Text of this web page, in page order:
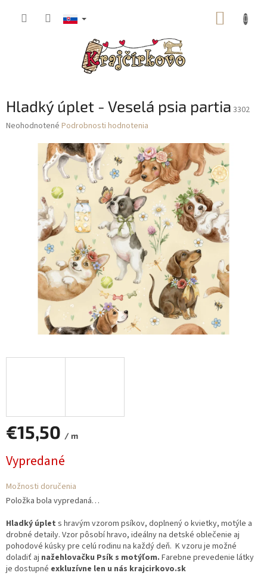
Hladký úplet - Veselá psia partia 3302
Priemerné
hviezdičiek.
Neohodnotené Podrobnosti hodnotenia
€15,50 / m
cena:
Vypredané
Možnosti doručenia
Položka bola vypredaná…
Hladký úplet s hravým vzorom psíkov, doplnený o kvietky, motýle a
drobné detaily. Vzor pôsobí hravo, ideálny na detské oblečenie aj
pohodové kúsky pre celú rodinu na každý deň. K vzoru je možné
doladiť aj nažehlovačku Psík s motýľom. Farebne prevedenie látky
je dostupné exkluzívne len u nás krajcirkovo.sk